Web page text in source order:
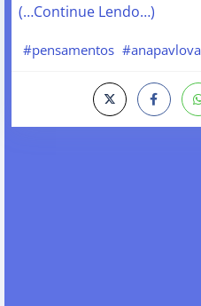
(…Continue Lendo…)
#pensamentos #anapavlova